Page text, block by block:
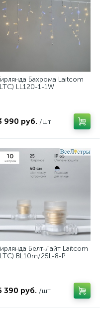
Бахрома Laitcom
LL120-1-1W
990 руб. /шт
Белт-Лайт Laitcom
BL10m/25L-8-P
390 руб. /шт